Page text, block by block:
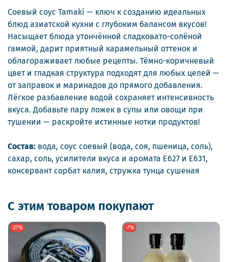
Соевый соус Tamaki — ключ к созданию идеальных
блюд азиатской кухни с глубоким балансом вкусов!
Насыщает блюда утончённой сладковато-солёной
гаммой, дарит приятный карамельный оттенок и
облагораживает любые рецепты. Тёмно-коричневый
цвет и гладкая структура подходят для любых целей —
от заправок и маринадов до прямого добавления.
Лёгкое разбавление водой сохраняет интенсивность
вкуса. Добавьте пару ложек в супы или овощи при
тушении — раскройте истинные нотки продуктов!
Состав: вода, соус соевый (вода, соя, пшеница, соль),
сахар, соль, усилители вкуса и аромата Е627 и Е631,
консервант сорбат калия, стружка тунца сушеная
С этим товаром покупают
-27% -7%